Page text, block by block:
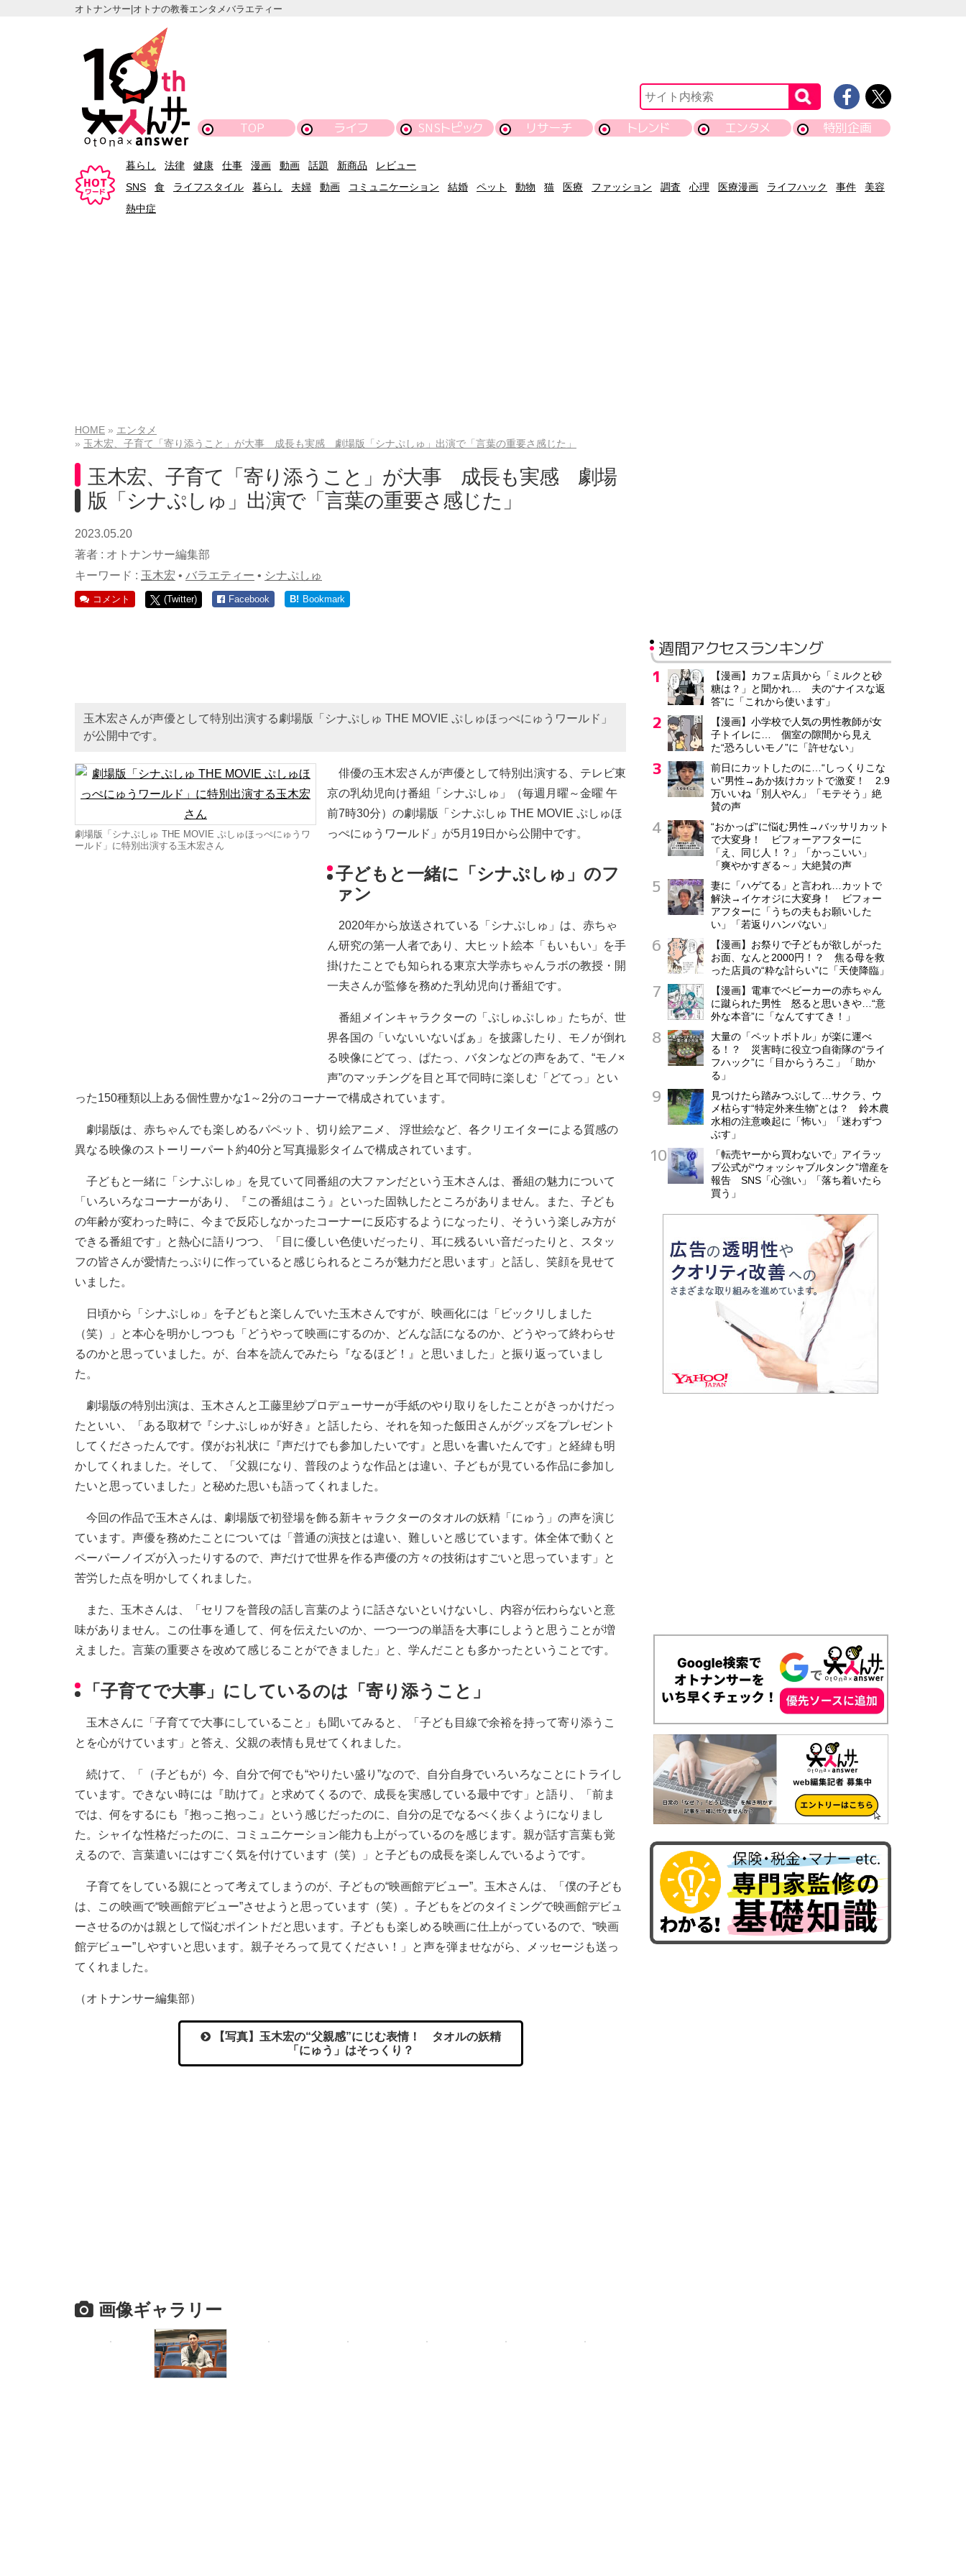
オトナンサー|オトナの教養エンタメバラエティー
TOP ライフ SNSトピック リサーチ トレンド エンタメ 特別企画
暮らし 法律 健康 仕事 漫画 動画 話題 新商品
レビュー
SNS
食 ライフスタイル 暮らし 夫婦 動画 コミュニケーション 結婚 ペット 動物 猫 医療 ファッション 調査 心理 医療漫画 ライフハック 事件
美容
熱中症
HOME
エンタメ
玉木宏、子育て「寄り添うこと」が大事 成長も実感 劇場版「シナぷしゅ」出演で「言葉の重要さ感じた」
玉木宏、子育て「寄り添うこと」が大事 成長も実感 劇場
版「シナぷしゅ」出演で「言葉の重要さ感じた」
2023.05.20
著者 : オトナンサー編集部
キーワード : 玉木宏 • バラエティー • シナぷしゅ
コメント (Twitter) Facebook B! Bookmark
玉木宏さんが声優として特別出演する劇場版「シナぷしゅ THE MOVIE ぷしゅほっぺにゅうワールド」
が公開中です。
劇場版「シナぷしゅ THE MOVIE ぷしゅほっぺにゅうワ
ールド」に特別出演する玉木宏さん
俳優の玉木宏さんが声優として特別出演する、テレビ東
京の乳幼児向け番組「シナぷしゅ」（毎週月曜～金曜 午
前7時30分）の劇場版「シナぷしゅ THE MOVIE ぷしゅほ
っぺにゅうワールド」が5月19日から公開中です。
子どもと一緒に「シナぷしゅ」のフ
ァン
2020年から放送されている「シナぷしゅ」は、赤ちゃ
ん研究の第一人者であり、大ヒット絵本「もいもい」を手
掛けたことでも知られる東京大学赤ちゃんラボの教授・開
一夫さんが監修を務めた乳幼児向け番組です。
番組メインキャラクターの「ぷしゅぷしゅ」たちが、世
界各国の「いないいないばぁ」を披露したり、モノが倒れ
る映像にどてっ、ぱたっ、バタンなどの声をあて、“モノ×
声”のマッチングを目と耳で同時に楽しむ「どてっ」とい
った150種類以上ある個性豊かな1～2分のコーナーで構成されています。
劇場版は、赤ちゃんでも楽しめるパペット、切り絵アニメ、 浮世絵など、各クリエイターによる質感の
異なる映像のストーリーパート約40分と写真撮影タイムで構成されています。
子どもと一緒に「シナぷしゅ」を見ていて同番組の大ファンだという玉木さんは、番組の魅力について
「いろいろなコーナーがあり、『この番組はこう』といった固執したところがありません。また、子ども
の年齢が変わった時に、今まで反応しなかったコーナーに反応するようになったり、そういう楽しみ方が
できる番組です」と熱心に語りつつ、「目に優しい色使いだったり、耳に残るいい音だったりと、スタッ
フの皆さんが愛情たっぷりに作っていると感じられるところが魅力だと思います」と話し、笑顔を見せて
いました。
日頃から「シナぷしゅ」を子どもと楽しんでいた玉木さんですが、映画化には「ビックリしました
（笑）」と本心を明かしつつも「どうやって映画にするのか、どんな話になるのか、どうやって終わらせ
るのかと思っていました。が、台本を読んでみたら『なるほど！』と思いました」と振り返っていまし
た。
劇場版の特別出演は、玉木さんと工藤里紗プロデューサーが手紙のやり取りをしたことがきっかけだっ
たといい、「ある取材で『シナぷしゅが好き』と話したら、それを知った飯田さんがグッズをプレゼント
してくださったんです。僕がお礼状に『声だけでも参加したいです』と思いを書いたんです」と経緯も明
かしてくれました。そして、「父親になり、普段のような作品とは違い、子どもが見ている作品に参加し
たいと思っていました」と秘めた思いも語ってくれました。
今回の作品で玉木さんは、劇場版で初登場を飾る新キャラクターのタオルの妖精「にゅう」の声を演じ
ています。声優を務めたことについては「普通の演技とは違い、難しいと感じています。体全体で動くと
ペーパーノイズが入ったりするので、声だけで世界を作る声優の方々の技術はすごいと思っています」と
苦労した点を明かしてくれました。
また、玉木さんは、「セリフを普段の話し言葉のように話さないといけないし、内容が伝わらないと意
味がありません。この仕事を通して、何を伝えたいのか、一つ一つの単語を大事にしようと思うことが増
えました。言葉の重要さを改めて感じることができました」と、学んだことも多かったということです。
「子育てで大事」にしているのは「寄り添うこと」
玉木さんに「子育てで大事にしていること」も聞いてみると、「子ども目線で余裕を持って寄り添うこ
とを心がけています」と答え、父親の表情も見せてくれました。
続けて、「（子どもが）今、自分で何でも“やりたい盛り”なので、自分自身でいろいろなことにトライし
ています。できない時には『助けて』と求めてくるので、成長を実感している最中です」と語り、「前ま
では、何をするにも『抱っこ抱っこ』という感じだったのに、自分の足でなるべく歩くようになりまし
た。シャイな性格だったのに、コミュニケーション能力も上がっているのを感じます。親が話す言葉も覚
えるので、言葉遣いにはすごく気を付けています（笑）」と子どもの成長を楽しんでいるようです。
子育てをしている親にとって考えてしまうのが、子どもの“映画館デビュー”。玉木さんは、「僕の子ども
は、この映画で“映画館デビュー”させようと思っています（笑）。子どもをどのタイミングで映画館デビュ
ーさせるのかは親として悩むポイントだと思います。子どもも楽しめる映画に仕上がっているので、“映画
館デビュー”しやすいと思います。親子そろって見てください！」と声を弾ませながら、メッセージも送っ
てくれました。
（オトナンサー編集部）
【写真】玉木宏の“父親感”にじむ表情！ タオルの妖精
「にゅう」はそっくり？
画像ギャラリー
週間アクセスランキング
【漫画】カフェ店員から「ミルクと砂
糖は？」と聞かれ… 夫の“ナイスな返
答”に「これから使います」
【漫画】小学校で人気の男性教師が女
子トイレに… 個室の隙間から見え
た“恐ろしいモノ”に「許せない」
前日にカットしたのに…“しっくりこな
い”男性→あか抜けカットで激変！ 2.9
万いいね「別人やん」「モテそう」絶
賛の声
“おかっぱ”に悩む男性→バッサリカット
で大変身！ ビフォーアフターに
「え、同じ人！？」「かっこいい」
「爽やかすぎる～」大絶賛の声
妻に「ハゲてる」と言われ…カットで
解決→イケオジに大変身！ ビフォー
アフターに「うちの夫もお願いした
い」「若返りハンパない」
【漫画】お祭りで子どもが欲しがった
お面、なんと2000円！？ 焦る母を救
った店員の“粋な計らい”に「天使降臨」
【漫画】電車でベビーカーの赤ちゃん
に蹴られた男性 怒ると思いきや…“意
外な本音”に「なんてすてき！」
大量の「ペットボトル」が楽に運べ
る！？ 災害時に役立つ自衛隊の“ライ
フハック”に「目からうろこ」「助か
る」
見つけたら踏みつぶして…サクラ、ウ
メ枯らす“特定外来生物”とは？ 鈴木農
水相の注意喚起に「怖い」「迷わずつ
ぶす」
「転売ヤーから買わないで」アイラッ
プ公式が“ウォッシャブルタンク”増産を
報告 SNS「心強い」「落ち着いたら
買う」